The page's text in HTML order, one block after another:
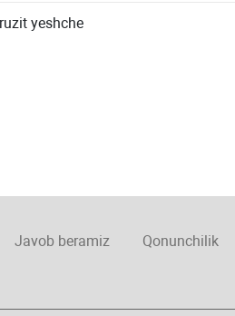
yeshche
Javob beramiz Qonunchilik